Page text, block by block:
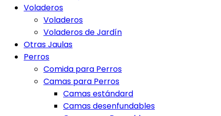
Voladeros
Voladeros
Voladeros de Jardín
Otras Jaulas
Perros
Comida para Perros
Camas para Perros
Camas estándard
Camas desenfundables